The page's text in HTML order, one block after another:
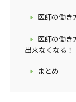
医師の働き
医師の働き
出来なくなる！
まとめ